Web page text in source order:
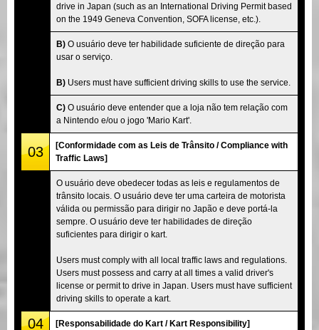
drive in Japan (such as an International Driving Permit based
on the 1949 Geneva Convention, SOFA license, etc.).
B) O usuário deve ter habilidade suficiente de direção para
usar o serviço.
B) Users must have sufficient driving skills to use the service.
C) O usuário deve entender que a loja não tem relação com
a Nintendo e/ou o jogo 'Mario Kart'.
03
[Conformidade com as Leis de Trânsito / Compliance with
Traffic Laws]
O usuário deve obedecer todas as leis e regulamentos de
trânsito locais. O usuário deve ter uma carteira de motorista
válida ou permissão para dirigir no Japão e deve portá-la
sempre. O usuário deve ter habilidades de direção
suficientes para dirigir o kart.
Users must comply with all local traffic laws and regulations.
Users must possess and carry at all times a valid driver's
license or permit to drive in Japan. Users must have sufficient
driving skills to operate a kart.
04 [Responsabilidade do Kart / Kart Responsibility]